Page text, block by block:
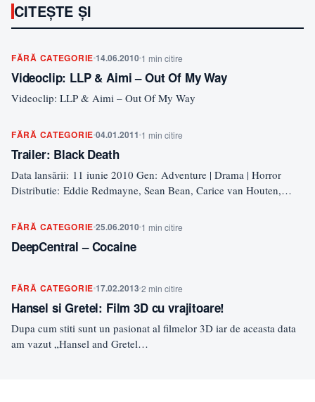
CITEȘTE ȘI
FĂRĂ CATEGORIE14.06.2010 1 min citire
Videoclip: LLP & Aimi – Out Of My Way
Videoclip: LLP & Aimi – Out Of My Way
FĂRĂ CATEGORIE04.01.2011 1 min citire
Trailer: Black Death
Data lansării: 11 iunie 2010 Gen: Adventure | Drama | Horror
Distributie: Eddie Redmayne, Sean Bean, Carice van Houten,
FĂRĂ CATEGORIE25.06.2010 1 min citire
DeepCentral – Cocaine
FĂRĂ CATEGORIE17.02.20132 min citire
Hansel si Gretel: Film 3D cu vrajitoare!
Dupa cum stiti sunt un pasionat al filmelor 3D iar de aceasta data
am vazut „Hansel and Gretel…